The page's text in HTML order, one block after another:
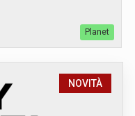
Planet
NOVITÀ